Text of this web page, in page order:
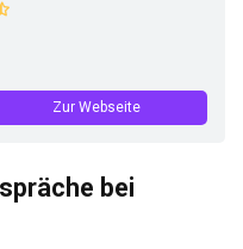
Zur Webseite
bei